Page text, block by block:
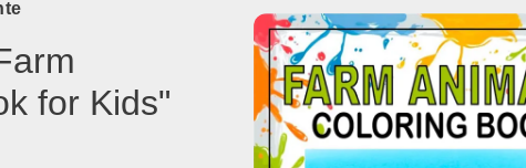
for Kids"